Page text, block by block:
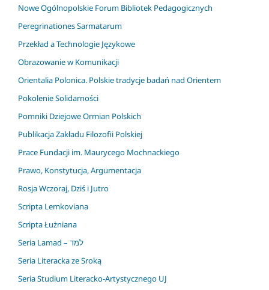
Nowe Ogólnopolskie Forum Bibliotek Pedagogicznych
Peregrinationes Sarmatarum
Przekład a Technologie Językowe
Obrazowanie w Komunikacji
Orientalia Polonica. Polskie tradycje badań nad Orientem
Pokolenie Solidarności
Pomniki Dziejowe Ormian Polskich
Publikacja Zakładu Filozofii Polskiej
Prace Fundacji im. Maurycego Mochnackiego
Prawo, Konstytucja, Argumentacja
Rosja Wczoraj, Dziś i Jutro
Scripta Lemkoviana
Scripta Łużniana
Seria Lamad – למד
Seria Literacka ze Sroką
Seria Studium Literacko-Artystycznego UJ